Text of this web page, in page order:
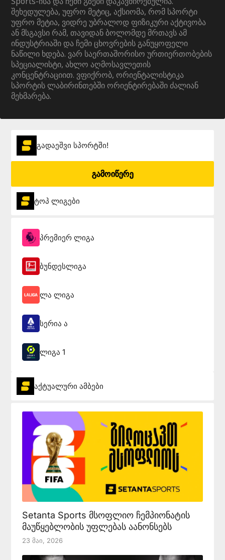
შეხედულება, უფრო მეტიც, აქსიომა, რომ სპორტი
უფრო მეტია, ვიდრე უბრალოდ ფიზიკური აქტივობა
ან მსგავსი რამ, თავიდან ბოლომდე მრთავს ამ
ინდუსტრიაში და ჩემი ცხოვრების განუყოფელი
ნაწილი ხდება. ვარ საერთაშორისო ურთიერთობების
სპეციალისტი, ახლო აღმოსავლეთის
კონცენტრაციით. ვფიქრობ, ორიენტალისტიკა
სპორტის ლაბირინთებში ორიენტირებაში ძალიან
მეხმარება.
გადაეშვი სპორტში!
გამოიწერე
ტოპ ლიგები
პრემიერ ლიგა
ბუნდესლიგა
ლა ლიგა
სერია ა
ლიგა 1
აქტუალური ამბები
Setanta Sports მსოფლიო ჩემპიონატის
მაუწყებლობის უფლებას აანონსებს
23 Მაი, 2026